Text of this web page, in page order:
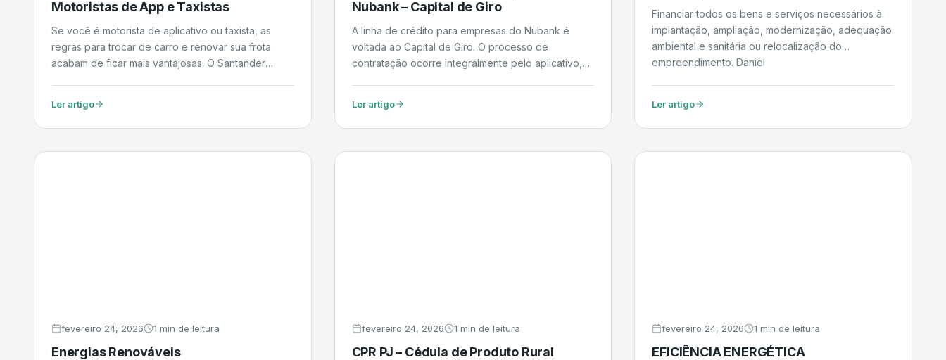
Motoristas de App e Taxistas
Se você é motorista de aplicativo ou taxista, as
regras para trocar de carro e renovar sua frota
acabam de ficar mais vantajosas. O Santander
Governo Federal em parceria com o BNDES. Neste
artigo, explicamos em detalhes como funciona o
Ler artigo
Nubank – Capital de Giro
A linha de crédito para empresas do Nubank é
voltada ao Capital de Giro. O processo de
contratação ocorre integralmente pelo aplicativo,
produto é a transparência no custo efetivo total
(CET), apresentado no momento da simulação. O
Ler artigo
Financiar todos os bens e serviços necessários à
implantação, ampliação, modernização, adequação
ambiental e sanitária ou relocalização do
empreendimento. Daniel
Ler artigo
fevereiro 24, 2026 1 min de leitura
Energias Renováveis
fevereiro 24, 2026 1 min de leitura
CPR PJ – Cédula de Produto Rural
fevereiro 24, 2026 1 min de leitura
EFICIÊNCIA ENERGÉTICA